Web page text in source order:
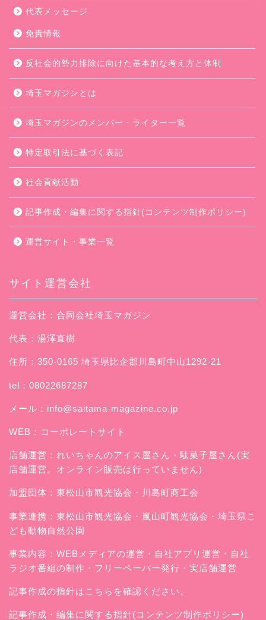
代表メッセージ
免責情報
反社会的勢力排除に向けた基本的な考え方と体制
埼玉マガジンとは
埼玉マガジンのメンバー・ライター一覧
特定取引法に基づく表記
社会貢献活動
記事作成・編集に関する指針(コンテンツ制作ポリシー)
運営サイト・事業一覧
サイト運営会社
運営会社：合同会社埼玉マガジン
代表：湯澤直樹
住所：350-0165 埼玉県比企郡川島町中山1292-21
tel：08022687287
メール： info@saitama-magazine.co.jp
WEB： コーポレートサイト
店舗運営： れいちゃんのアイス屋さん ・駄菓子屋さん(実
店舗運営。オンライン販売は行っていません)
加盟団体：東松山市観光協会・川島町商工会
事業連携：東松山市観光協会・嵐山町観光協会・埼玉県こ
ども動物自然公園
事業内容：WEBメディアの運営・自社アプリ運営・自社
ラジオ番組の制作・フリーペーパー発行・実店舗運営
記事作成の指針はこちらを確認ください。
記事作成・編集に関する指針(コンテンツ制作ポリシー)